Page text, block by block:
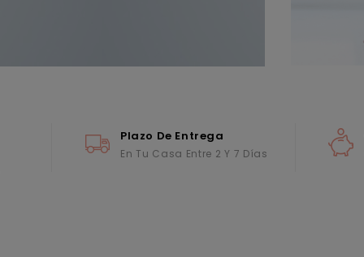
Plazo De Entrega
En Tu Casa Entre 2 Y 7 Días